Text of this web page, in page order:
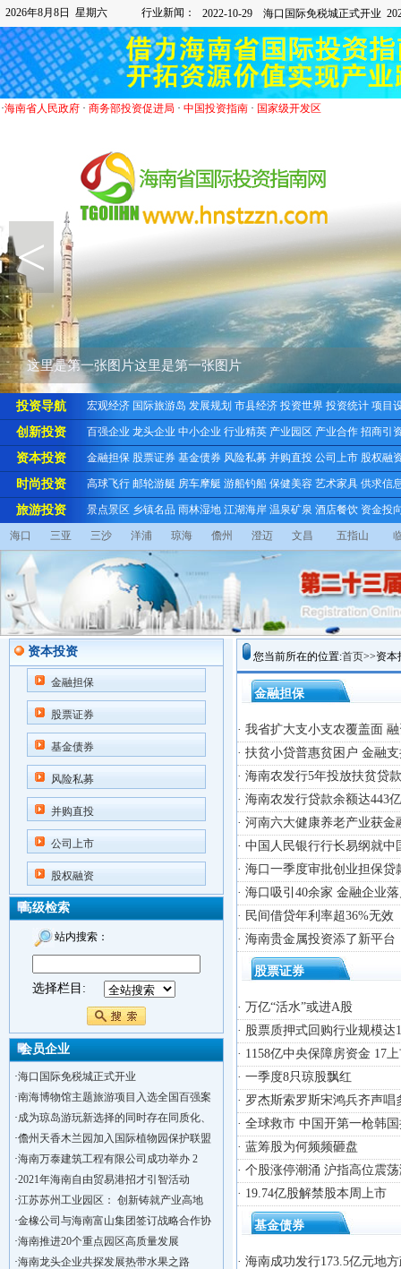
2026年8月8日 星期六 行业新闻：
·海南省人民政府· 商务部投资促进局 · 中国投资指南· 国家级开发区
这里是第一张图片这里是第一张图片
<
投资导航 宏观经济 国际旅游岛 发展规划 市县经济 投资世界 投资统计 项目
创新投资 百强企业 龙头企业 中小企业 行业精英 产业园区 产业合作 招商引
资本投资 金融担保 股票证券 基金债券 风险私募 并购直投 公司上市 股权融
时尚投资 高球飞行 邮轮游艇 房车摩艇 游船钓船 保健美容 艺术家具 供求信
旅游投资 景点景区 乡镇名品 雨林湿地 江湖海岸 温泉矿泉 酒店餐饮 资金投
海口 三亚 三沙 洋浦 琼海 儋州 澄迈 文昌 五指山
资本投资
金融担保
股票证券
基金债券
风险私募
并购直投
公司上市
股权融资
高级检索
站内搜索：
选择栏目:
会员企业
·海口国际免税城正式开业
·南海博物馆主题旅游项目入选全国百强案
·成为琼岛游玩新选择的同时存在同质化、
·儋州天香木兰园加入国际植物园保护联盟
·海南万泰建筑工程有限公司成功举办 2
·2021年海南自由贸易港招才引智活动
·江苏苏州工业园区： 创新铸就产业高地
·金橡公司与海南富山集团签订战略合作协
·海南推进20个重点园区高质量发展
·海南龙头企业共探发展热带水果之路
您当前所在的位置:首页>>资本
金融担保
· 我省扩大支小支农覆盖面
· 扶贫小贷普惠贫困户 金融
· 海南农发行5年投放扶贫贷
· 海南农发行贷款余额达443
· 河南六大健康养老产业获金
· 中国人民银行行长易纲就
· 海口一季度审批创业担保贷
· 海口吸引40余家 金融企业
· 民间借贷年利率超36%无效
· 海南贵金属投资添了新平台
股票证券
· 万亿“活水”或进A股
· 股票质押式回购行业规模达
· 1158亿中央保障房资金 17
· 一季度8只琼股飘红
· 罗杰斯索罗斯宋鸿兵齐声唱
· 全球救市 中国开第一枪韩
· 蓝筹股为何频频砸盘
· 个股涨停潮涌 沪指高位震
· 19.74亿股解禁股本周上市
基金债券
· 海南成功发行173.5亿元地